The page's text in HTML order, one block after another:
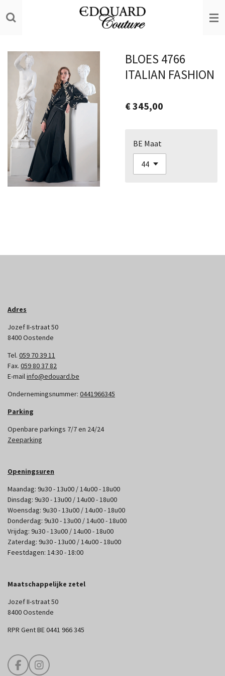
direct
hoofdinhoud
BLOES 4766
ITALIAN FASHION
€ 345,00
BE Maat
Adres
Jozef II-straat 50
8400 Oostende
Tel. 059 70 39 11
Fax. 059 80 37 82
E-mailinfo@edouard.be
Ondernemingsnummer: 0441966345
Parking
Openbare parkings 7/7 en 24/24
Zeeparking
Openingsuren
Maandag: 9u30 - 13u00 / 14u00 - 18u00
Dinsdag: 9u30 - 13u00 / 14u00 - 18u00
Woensdag: 9u30 - 13u00 / 14u00 - 18u00
Donderdag: 9u30 - 13u00 / 14u00 - 18u00
Vrijdag: 9u30 - 13u00 / 14u00 - 18u00
Zaterdag: 9u30 - 13u00 / 14u00 - 18u00
Feestdagen: 14:30 - 18:00
Maatschappelijke zetel
Jozef II-straat 50
8400 Oostende
RPR Gent BE 0441 966 345
F
I